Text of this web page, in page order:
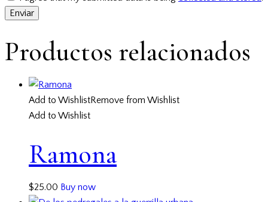
Productos relacionados
Add to WishlistRemove from Wishlist
Add to Wishlist
Ramona
$25.00 Buy now